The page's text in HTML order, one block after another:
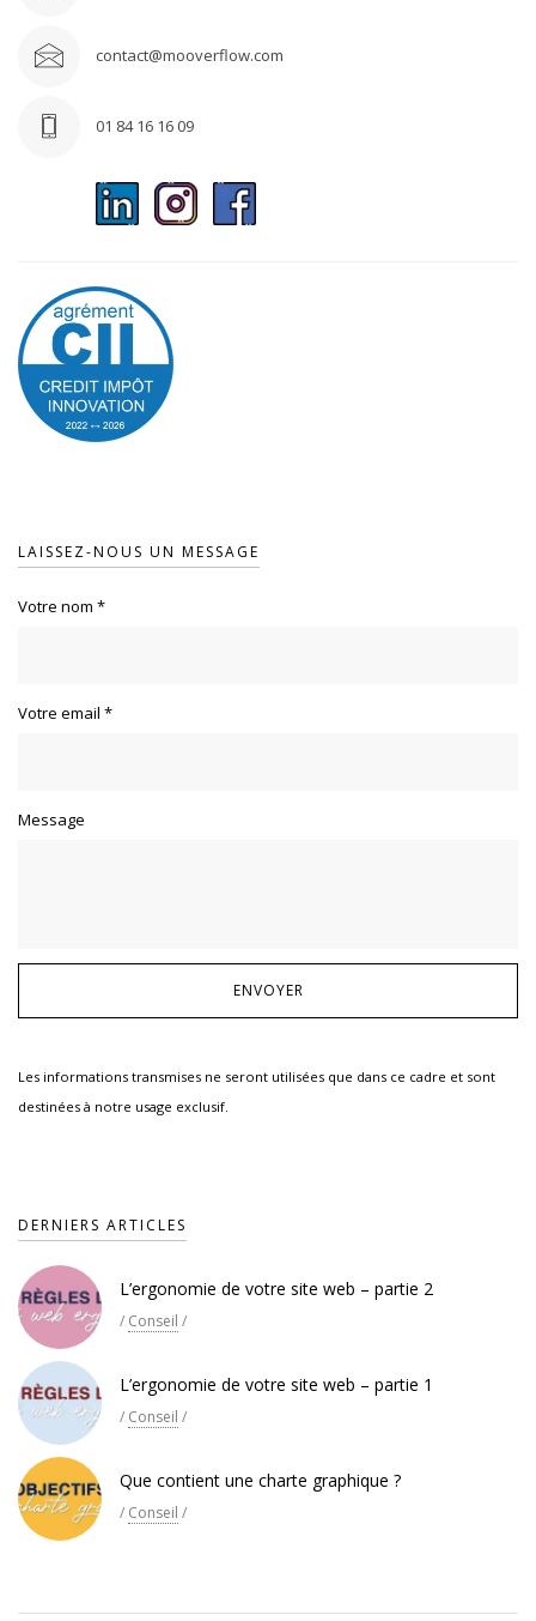
contact@mooverflow.com
01 84 16 16 09
LAISSEZ-NOUS UN MESSAGE
Votre nom *
Votre email *
Message
Les informations transmises ne seront utilisées que dans ce cadre et sont
destinées à notre usage exclusif.
DERNIERS ARTICLES
L’ergonomie de votre site web – partie 2
/ Conseil /
L’ergonomie de votre site web – partie 1
/ Conseil /
Que contient une charte graphique ?
/ Conseil /